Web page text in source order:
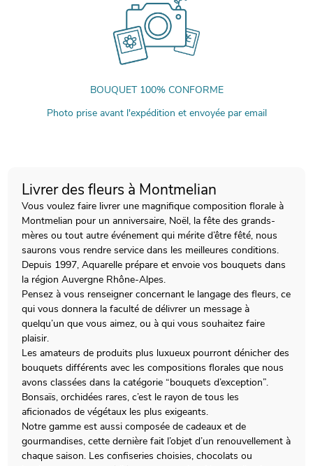
BOUQUET 100% CONFORME
Photo prise avant l'expédition et envoyée par email
Livrer des fleurs à Montmelian
Vous voulez faire livrer une magnifique composition florale à
Montmelian pour un anniversaire, Noël, la fête des grands-
mères ou tout autre événement qui mérite d’être fêté, nous
saurons vous rendre service dans les meilleures conditions.
Depuis 1997, Aquarelle prépare et envoie vos bouquets dans
la région Auvergne Rhône-Alpes.
Pensez à vous renseigner concernant le langage des fleurs, ce
qui vous donnera la faculté de délivrer un message à
quelqu’un que vous aimez, ou à qui vous souhaitez faire
plaisir.
Les amateurs de produits plus luxueux pourront dénicher des
bouquets différents avec les compositions florales que nous
avons classées dans la catégorie “bouquets d’exception”.
Bonsaïs, orchidées rares, c’est le rayon de tous les
aficionados de végétaux les plus exigeants.
Notre gamme est aussi composée de cadeaux et de
gourmandises, cette dernière fait l’objet d’un renouvellement à
chaque saison. Les confiseries choisies, chocolats ou